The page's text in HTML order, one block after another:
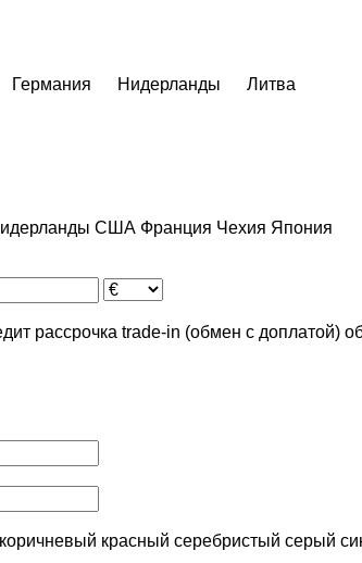
Германия Нидерланды
Литва
США Франция Чехия Япония
рассрочка trade-in (обмен с доплатой)
коричневый красный серебристый серый